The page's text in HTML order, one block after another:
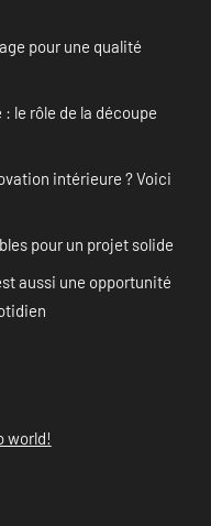
pour une qualité
le rôle de la découpe
intérieure ? Voici
pour un projet solide
aussi une opportunité
world!